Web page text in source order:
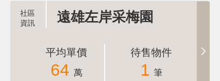
遠雄左岸采梅園
平均單價
64 萬
待售物件
1 筆